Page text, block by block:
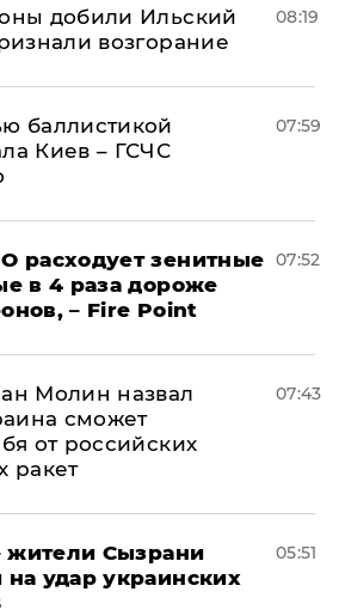
добили Ильский
возгорание
08:19
баллистикой
Киев – ГСЧС
07:59
расходует зенитные
в 4 раза дороже
– Fire Point
07:52
Молин назвал
сможет
от российских
ракет
07:43
жители Сызрани
на удар украинских
05:51